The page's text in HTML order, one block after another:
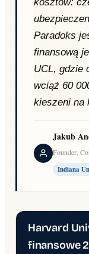
Paradoks
finansową
UCL, gdzie
wciąż 60
kieszeni na
Jakub
Founder,
Indiana
Harvard
finansowe